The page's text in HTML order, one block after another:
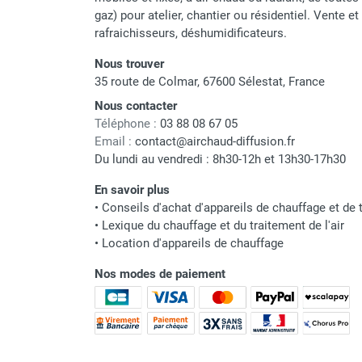
punaises de lit
Chauffage électrique infrarouge
Chauffage mobile au fioul et GNR
Chauffage fioul soufflant avec
cheminée et réservoir intégré
Chauffage fioul soufflant avec
cheminée à raccorder sur citerne
Chauffage fioul soufflant sans
cheminée à combustion directe
Chauffage fioul
infrarouge/rayonnant
Chauffage mobile au gaz propane /
Chauffage mobile au gaz à
combustion directe
Chauffage mobile au gaz à
combustion indirecte
gaz) pour atelier, chantier ou résidentiel. Vente
rafraichisseurs, déshumidificateurs.
Nous trouver
35 route de Colmar, 67600 Sélestat, France
Nous contacter
Téléphone : 03 88 08 67 05
Email : contact@airchaud-diffusion.fr
Du lundi au vendredi : 8h30-12h et 13h30-17h30
En savoir plus
• Conseils d'achat d'appareils de chauffage et de
• Lexique du chauffage et du traitement de l'air
• Location d'appareils de chauffage
Nos modes de paiement